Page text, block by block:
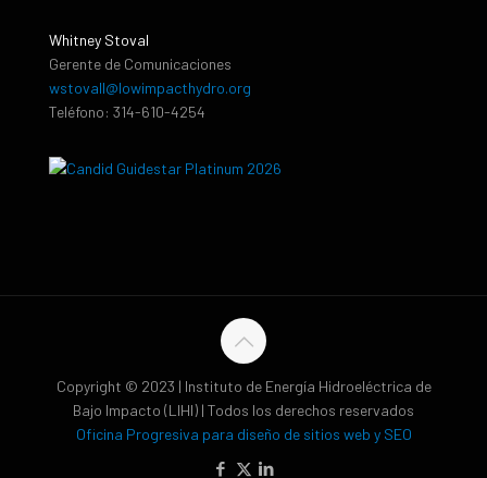
Whitney Stoval
Gerente de Comunicaciones
wstovall@lowimpacthydro.org
Teléfono: 314-610-4254
Copyright © 2023 | Instituto de Energía Hidroeléctrica de
Bajo Impacto (LIHI) | Todos los derechos reservados
Oficina Progresiva para diseño de sitios web y SEO